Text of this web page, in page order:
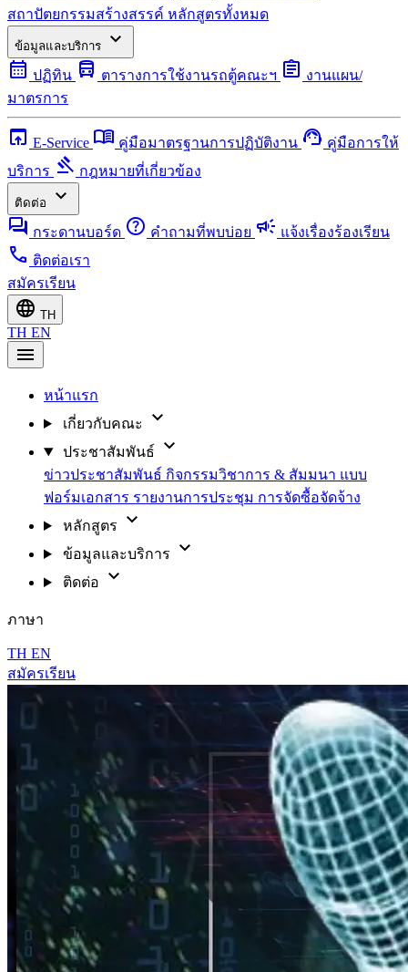
สถาปัตยกรรมสร้างสรรค์ หลักสูตรทั้งหมด
ข้อมูลและบริการ
expand_more
calendar_month ปฏิทิน directions_bus ตารางการใช้งานรถตู้คณะฯ assignment งานแผน/
มาตรการ
open_in_browser E-Service menu_book คู่มือมาตรฐานการปฏิบัติงาน support_agent คู่มือการให้
บริการ gavel กฎหมายที่เกี่ยวข้อง
ติดต่อ
expand_more
forum กระดานบอร์ด help คำถามที่พบบ่อย campaign แจ้งเรื่องร้องเรียน
call ติดต่อเรา
สมัครเรียน
language TH
TH EN
menu
หน้าแรก
เกี่ยวกับคณะ
expand_more
ประชาสัมพันธ์ expand_more
ข่าวประชาสัมพันธ์ กิจกรรมวิชาการ & สัมมนา แบบ
ฟอร์มเอกสาร รายงานการประชุม การจัดซื้อจัดจ้าง
หลักสูตร
expand_more
ข้อมูลและบริการ expand_more
ติดต่อ expand_more
ภาษา
TH EN
สมัครเรียน